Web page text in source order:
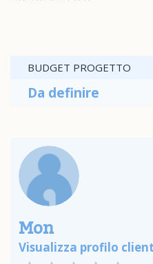
BUDGET PROGETTO
Da definire
Mon
Visualizza profilo